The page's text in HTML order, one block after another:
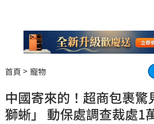
首頁 寵物
中國寄來的！超商包裹驚
獅蜥」 動保處調查裁處1